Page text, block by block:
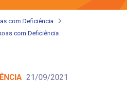
com Deficiência
com Deficiência
21/09/2021